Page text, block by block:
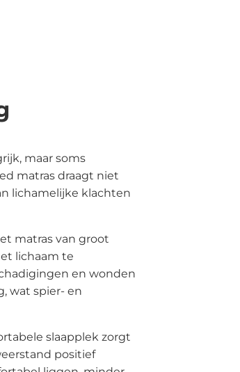
maar soms
matras draagt niet
lichamelijke klachten
matras van groot
lichaam te
en wonden
wat spier- en
slaapplek zorgt
positief